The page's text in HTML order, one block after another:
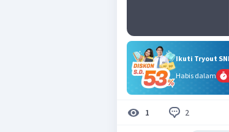
Ikuti Tryout
Habis dalam
1 2